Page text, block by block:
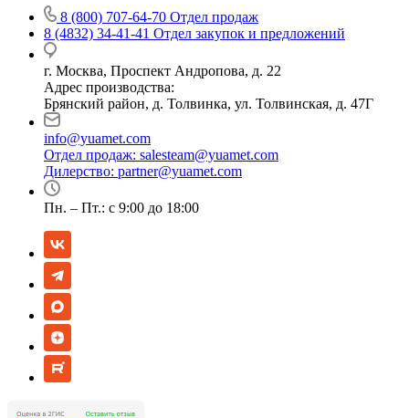
8 (800) 707-64-70 Отдел продаж
8 (4832) 34-41-41 Отдел закупок и предложений
г. Москва, Проспект Андропова, д. 22
Адрес производства:
Брянский район, д. Толвинка, ул. Толвинская, д. 47Г
info@yuamet.com
Отдел продаж: salesteam@yuamet.com
Дилерство: partner@yuamet.com
Пн. – Пт.: с 9:00 до 18:00